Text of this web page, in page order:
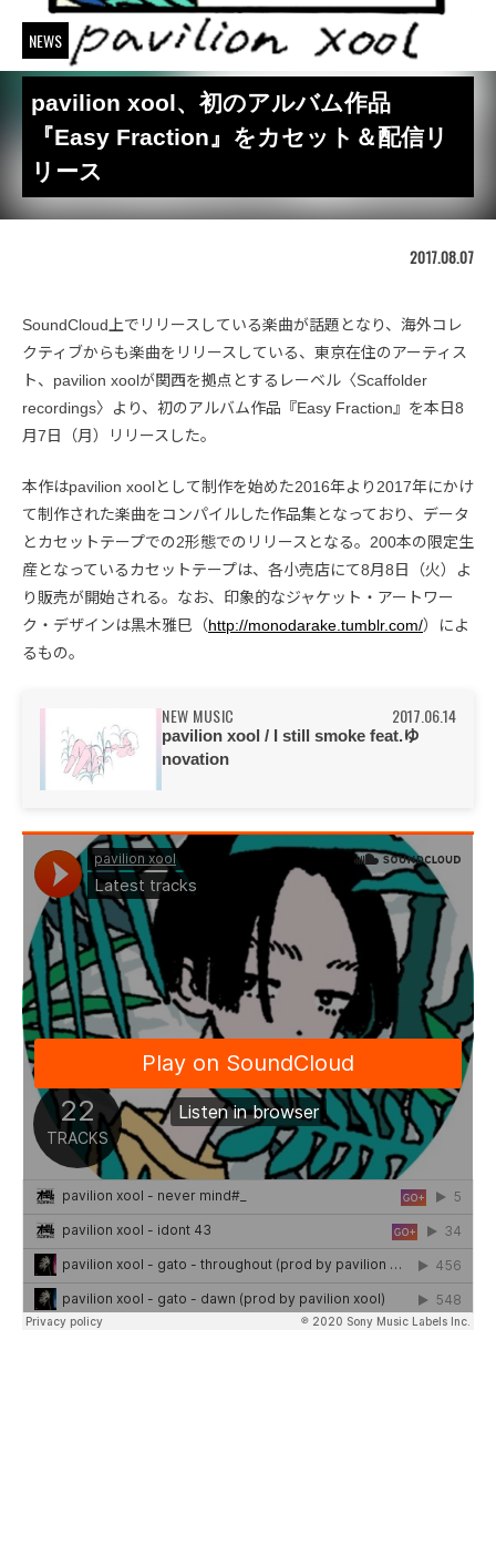
NEWS
pavilion xool、初のアルバム作品
『Easy Fraction』をカセット＆配信リ
リース
2017.08.07
SoundCloud上でリリースしている楽曲が話題となり、海外コレ
クティブからも楽曲をリリースしている、東京在住のアーティス
ト、pavilion xoolが関西を拠点とするレーベル〈Scaffolder
recordings〉より、初のアルバム作品『Easy Fraction』を本日8
月7日（月）リリースした。
本作はpavilion xoolとして制作を始めた2016年より2017年にかけ
て制作された楽曲をコンパイルした作品集となっており、データ
とカセットテープでの2形態でのリリースとなる。200本の限定生
産となっているカセットテープは、各小売店にて8月8日（火）よ
り販売が開始される。なお、印象的なジャケット・アートワー
ク・デザインは黒木雅巳（http://monodarake.tumblr.com/）によ
るもの。
NEW MUSIC 2017.06.14
pavilion xool / I still smoke feat.ゆ
novation